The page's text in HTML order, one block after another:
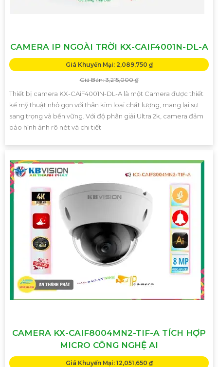
CAMERA IP NGOÀI TRỜI KX-CAIF4001N-DL-A
Giá Khuyến Mại: 2,089,750 ₫
Giá Bán: 3,215,000 ₫
Thiết bị camera KX-CAiF4001N-DL-A là một Camera được thiết
kế mỹ thuật nhỏ gọn với thân kim loại chất lượng, mang lại sự
sang trọng và bền vững. Với độ phân giải Ultra 2k, camera đảm
bảo hình ảnh rõ nét và chi tiết
CAMERA KX-CAIF8004MN2-TIF-A TÍCH HỢP
MICRO CÔNG NGHỆ AI
Giá Khuyến Mại: 12,051,650 ₫